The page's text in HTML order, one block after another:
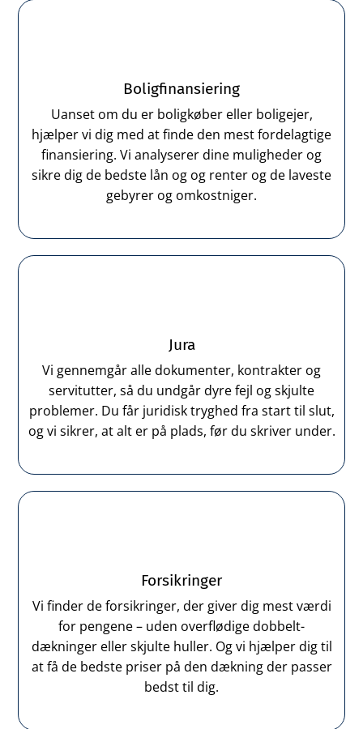
Boligfinansiering
Uanset om du er boligkøber eller boligejer,
hjælper vi dig med at finde den mest fordelagtige
finansiering. Vi analyserer dine muligheder og
sikre dig de bedste lån og og renter og de laveste
gebyrer og omkostniger.
Jura
Vi gennemgår alle dokumenter, kontrakter og
servitutter, så du undgår dyre fejl og skjulte
problemer. Du får juridisk tryghed fra start til slut,
og vi sikrer, at alt er på plads, før du skriver under.
Forsikringer
Vi finder de forsikringer, der giver dig mest værdi
for pengene – uden overflødige dobbelt-
dækninger eller skjulte huller. Og vi hjælper dig til
at få de bedste priser på den dækning der passer
bedst til dig.